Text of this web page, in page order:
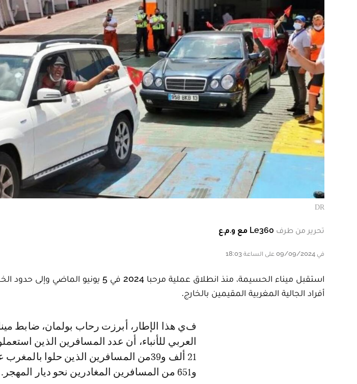
DR
تحرير من طرف Le360 مع و.م.ع
في 09/09/2024 على الساعة 18:03
أفراد الجالية المغربية المقيمين بالخارج.
في هذا الإطار، أبرزت رحاب بولمان، ضابط ميناء، في تصريح لوكالة المغرب
العربي للأنباء، أن عدد المسافرين الذين
و651 من المسافرين المغادرين نحو ديار المهجر.